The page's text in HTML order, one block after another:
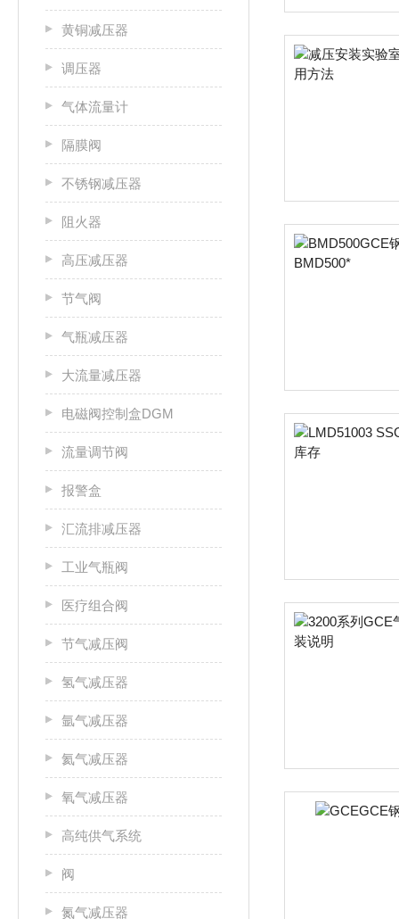
黄铜减压器
调压器
气体流量计
隔膜阀
不锈钢减压器
阻火器
高压减压器
节气阀
气瓶减压器
大流量减压器
电磁阀控制盒DGM
流量调节阀
报警盒
汇流排减压器
工业气瓶阀
医疗组合阀
节气减压阀
氢气减压器
氩气减压器
氦气减压器
氧气减压器
高纯供气系统
阀
氮气减压器